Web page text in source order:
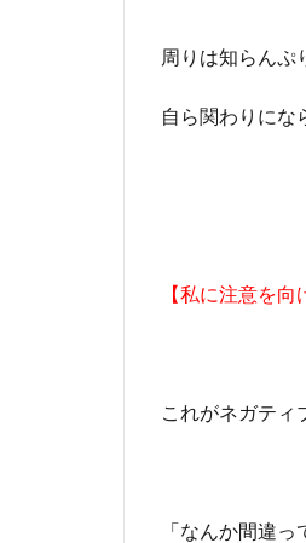
周りは知らんぷ
自ら関わりにな
【私に注意を向
これがネガティ
「なんか間違っ